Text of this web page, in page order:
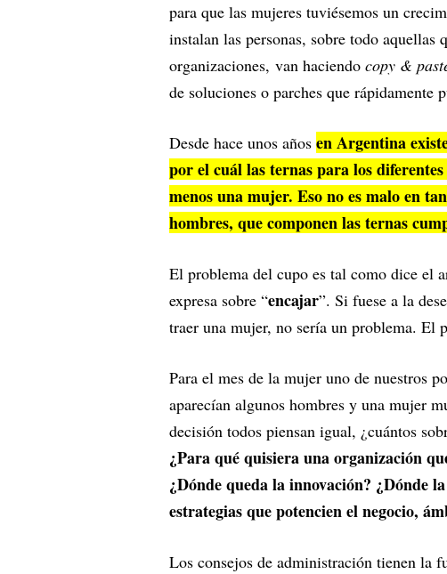
para que las mujeres tuviésemos un
instalan las personas, sobre todo
organizaciones, van haciendo copy &
de soluciones o parches que rápidamente
Desde hace unos años en Argentina
por el cuál las ternas para los
menos una mujer. Eso no es malo en
hombres, que componen las ternas
El problema del cupo es tal como dice el
expresa sobre “encajar”. Si fuese a la
traer una mujer, no sería un problema. El
Para el mes de la mujer uno de nuestros
aparecían algunos hombres y una mujer
decisión todos piensan igual, ¿cuántos
¿Para qué quisiera una organización
¿Dónde queda la innovación? ¿Dónde
estrategias que potencien el negocio,
Los consejos de administración tienen la